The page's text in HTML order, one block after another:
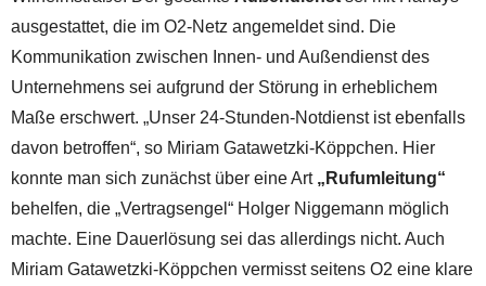
ausgestattet, die im O2-Netz angemeldet sind. Die
Kommunikation zwischen Innen- und Außendienst des
Unternehmens sei aufgrund der Störung in erheblichem
Maße erschwert. „Unser 24-Stunden-Notdienst ist ebenfalls
davon betroffen“, so Miriam Gatawetzki-Köppchen. Hier
konnte man sich zunächst über eine Art „Rufumleitung“
behelfen, die „Vertragsengel“ Holger Niggemann möglich
machte. Eine Dauerlösung sei das allerdings nicht. Auch
Miriam Gatawetzki-Köppchen vermisst seitens O2 eine klare